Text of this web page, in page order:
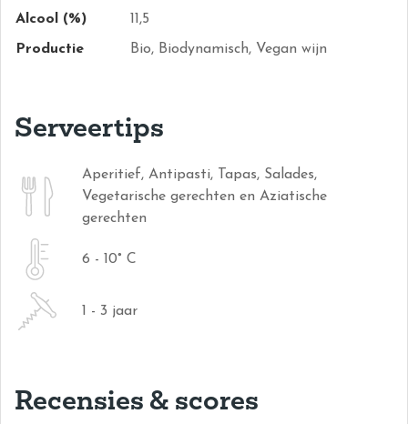
Alcool (%) 11,5
Productie Bio, Biodynamisch, Vegan wijn
Serveertips
Aperitief, Antipasti, Tapas, Salades,
Vegetarische gerechten en Aziatische
gerechten
6 - 10° C
1 - 3 jaar
Recensies & scores